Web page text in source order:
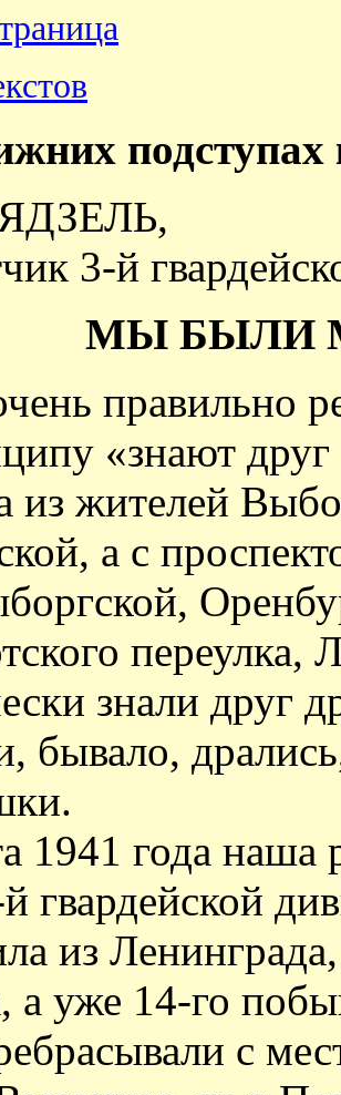
3-й
МЫ БЫЛИ
правильно
«знают
из жителей
а с
переулка,
знали друг
бывало,
1941 года
гвардейской
из
а уже 14-го
с